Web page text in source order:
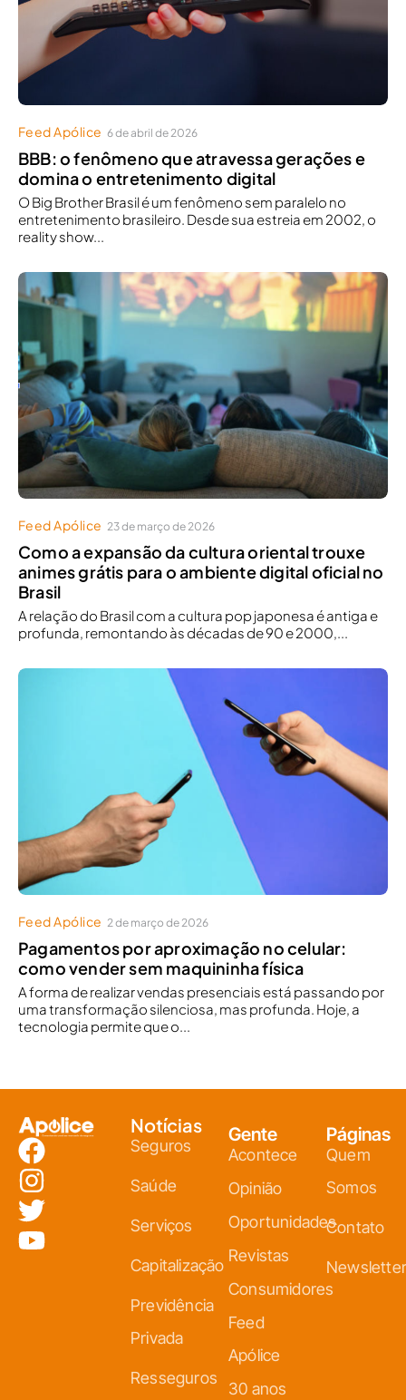
Feed Apólice 6 de abril de 2026
BBB: o fenômeno que atravessa gerações e
domina o entretenimento digital
O Big Brother Brasil é um fenômeno sem paralelo no
entretenimento brasileiro. Desde sua estreia em 2002, o
reality show...
Feed Apólice 23 de março de 2026
Como a expansão da cultura oriental trouxe
animes grátis para o ambiente digital oficial no
Brasil
A relação do Brasil com a cultura pop japonesa é antiga e
profunda, remontando às décadas de 90 e 2000,...
Feed Apólice 2 de março de 2026
Pagamentos por aproximação no celular:
como vender sem maquininha física
A forma de realizar vendas presenciais está passando por
uma transformação silenciosa, mas profunda. Hoje, a
tecnologia permite que o...
Notícias
Seguros
Saúde
Serviços
Capitalização
Previdência
Privada
Resseguros
Gente
Acontece
Opinião
Oportunidades
Revistas
Consumidores
Feed
Apólice
30 anos
Páginas
Quem
Somos
Contato
Newsletter